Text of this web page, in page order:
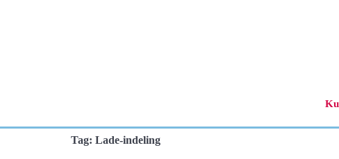
Tag: Lade-indeling